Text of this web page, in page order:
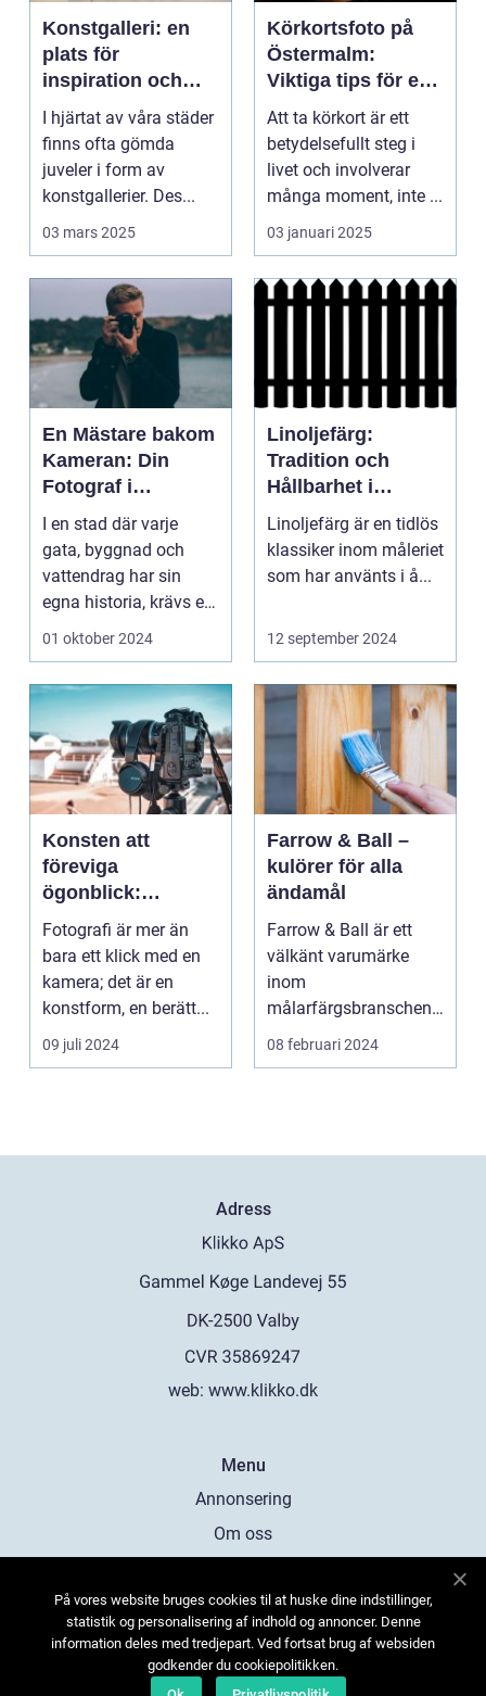
Konstgalleri: en
plats för
inspiration och
kreativ upplevelse
I hjärtat av våra städer
finns ofta gömda
juveler i form av
konstgallerier. Des...
03 mars 2025
Körkortsfoto på
Östermalm:
Viktiga tips för en
perfekt bild
Att ta körkort är ett
betydelsefullt steg i
livet och involverar
många moment, inte ...
03 januari 2025
En Mästare bakom
Kameran: Din
Fotograf i
Stockholm
I en stad där varje
gata, byggnad och
vattendrag har sin
egna historia, krävs en
riktig ko...
01 oktober 2024
Linoljefärg:
Tradition och
Hållbarhet i
Modern Tappning
Linoljefärg är en tidlös
klassiker inom måleriet
som har använts i å...
12 september 2024
Konsten att
föreviga
ögonblick:
Fotografens värld
Fotografi är mer än
bara ett klick med en
kamera; det är en
konstform, en berätt...
09 juli 2024
Farrow & Ball –
kulörer för alla
ändamål
Farrow & Ball är ett
välkänt varumärke
inom
målarfärgsbranschen
s...
08 februari 2024
Adress
web: www.klikko.dk
Menu
Annonsering
Om oss
Kontakta oss
Sitemap
På vores website bruges cookies til at huske dine indstillinger,
statistik og personalisering af indhold og annoncer. Denne
information deles med tredjepart. Ved fortsat brug af websiden
godkender du cookiepolitikken.